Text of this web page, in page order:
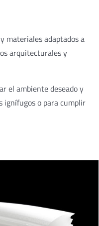
materiales adaptados a
arquitecturales y
el ambiente deseado y
ignífugos o para cumplir